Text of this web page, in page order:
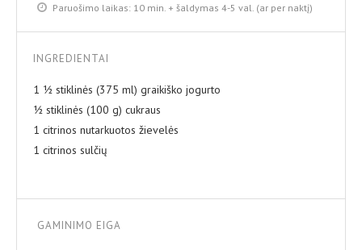
Paruošimo laikas: 10 min. + šaldymas 4-5 val. (ar per naktį)
INGREDIENTAI
1 ½ stiklinės (375 ml) graikiško jogurto
½ stiklinės (100 g) cukraus
1 citrinos nutarkuotos žievelės
1 citrinos sulčių
GAMINIMO EIGA